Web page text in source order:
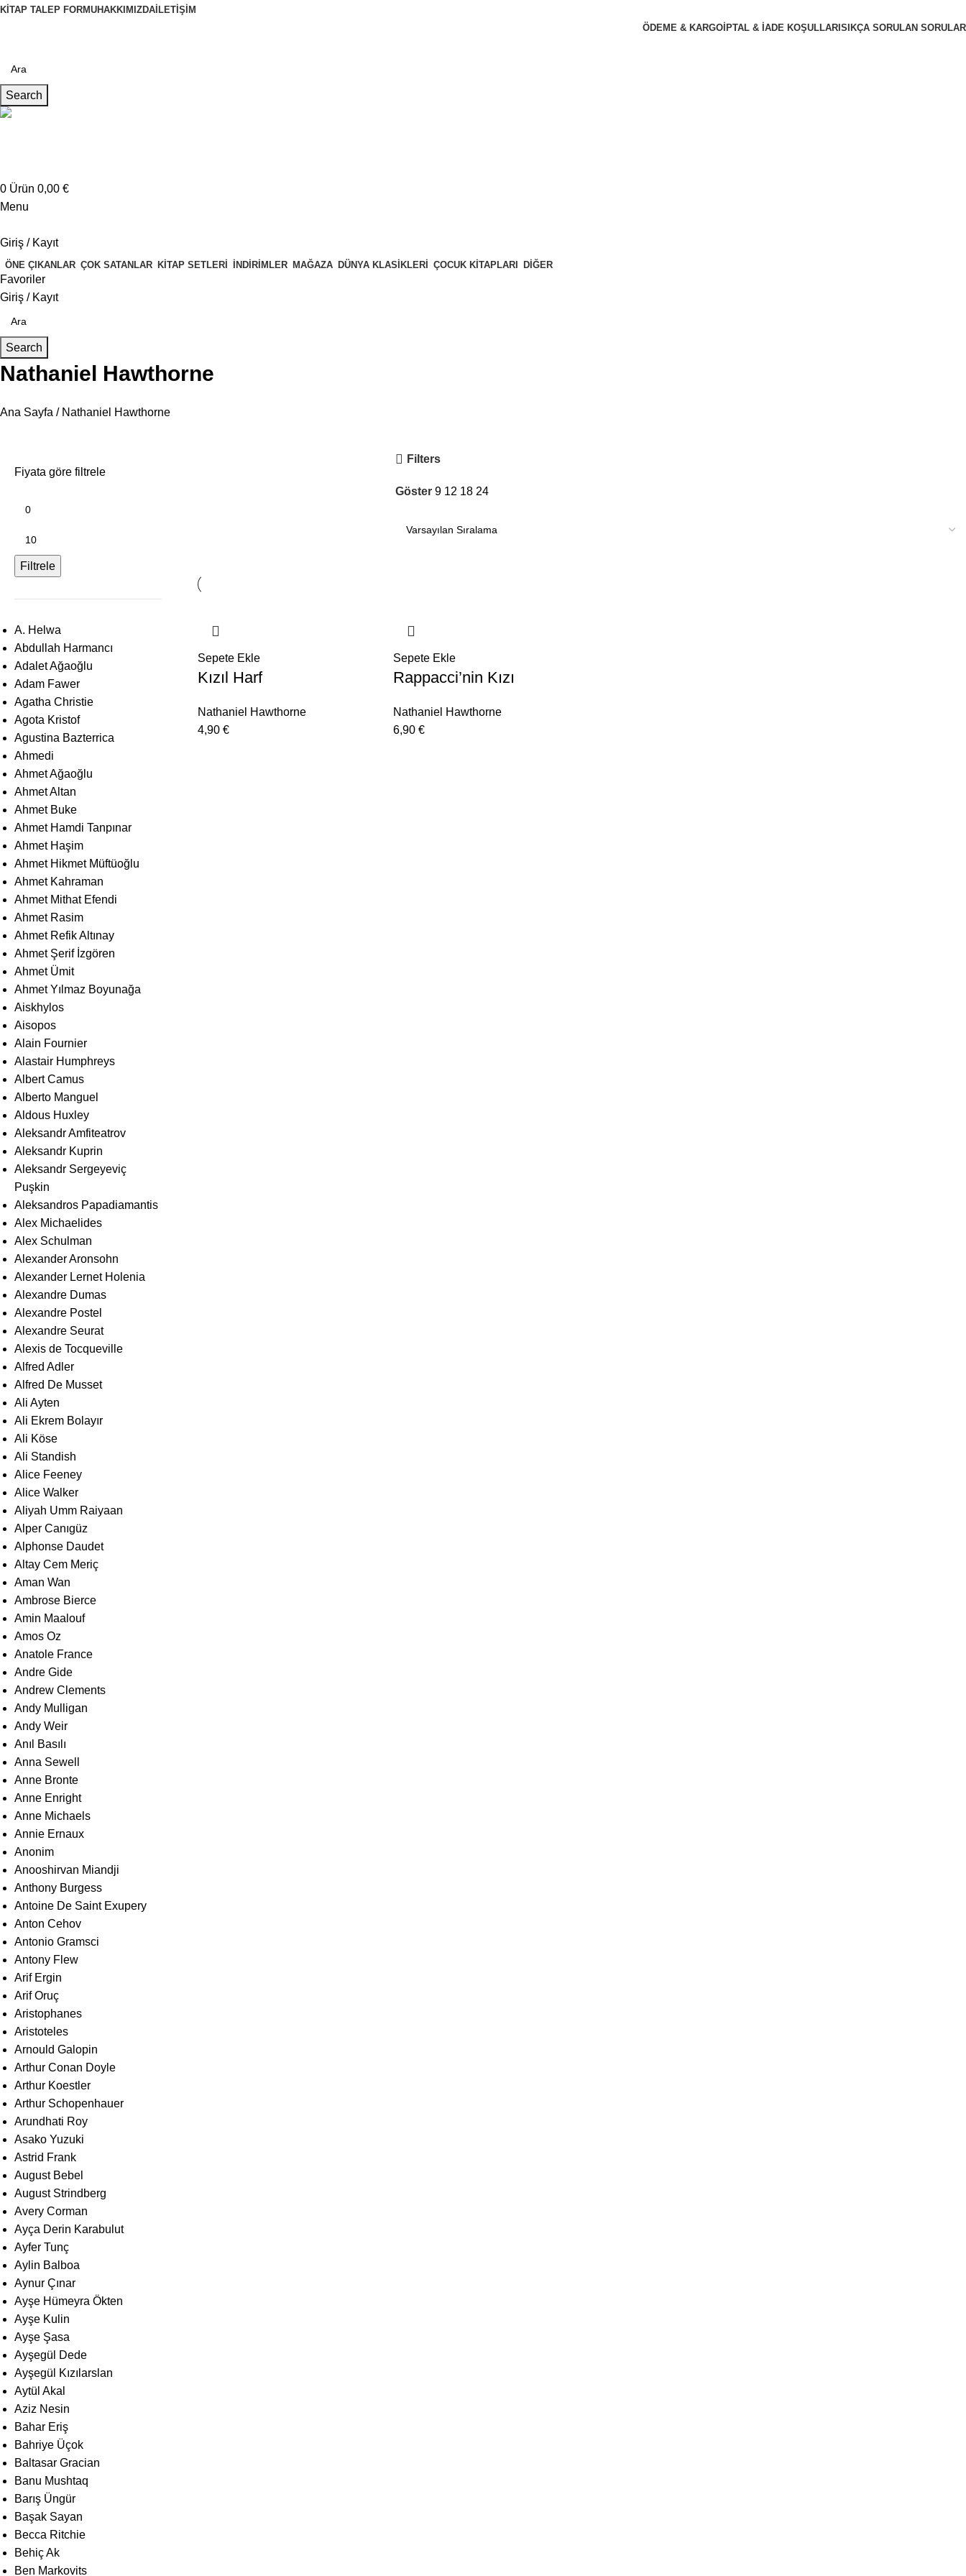
KITAP TALEP FORMUHAKKIMIZDA İLETIŞIM
ÖDEME & KARGO İPTAL & İADE KOŞULLARI SIKÇA SORULAN SORULAR
Search
0 Ürün 0,00 €
Menu
Giriş / Kayıt
ÖNE ÇIKANLAR ÇOK SATANLAR KITAP SETLERI İNDIRIMLER MAĞAZA DÜNYA KLASIKLERI ÇOCUK KITAPLARI DIĞER
Favoriler
Giriş / Kayıt
Search
Nathaniel Hawthorne
Ana Sayfa Nathaniel Hawthorne
Fiyata göre filtrele
Filtrele
A. Helwa
Abdullah Harmancı
Adalet Ağaoğlu
Adam Fawer
Agatha Christie
Agota Kristof
Agustina Bazterrica
Ahmedi
Ahmet Ağaoğlu
Ahmet Altan
Ahmet Buke
Ahmet Hamdi Tanpınar
Ahmet Haşim
Ahmet Hikmet Müftüoğlu
Ahmet Kahraman
Ahmet Mithat Efendi
Ahmet Rasim
Ahmet Refik Altınay
Ahmet Şerif İzgören
Ahmet Ümit
Ahmet Yılmaz Boyunağa
Aiskhylos
Aisopos
Alain Fournier
Alastair Humphreys
Albert Camus
Alberto Manguel
Aldous Huxley
Aleksandr Amfiteatrov
Aleksandr Kuprin
Aleksandr Sergeyeviç
Puşkin
Aleksandros Papadiamantis
Alex Michaelides
Alex Schulman
Alexander Aronsohn
Alexander Lernet Holenia
Alexandre Dumas
Alexandre Postel
Alexandre Seurat
Alexis de Tocqueville
Alfred Adler
Alfred De Musset
Ali Ayten
Ali Ekrem Bolayır
Ali Köse
Ali Standish
Alice Feeney
Alice Walker
Aliyah Umm Raiyaan
Alper Canıgüz
Alphonse Daudet
Altay Cem Meriç
Aman Wan
Ambrose Bierce
Amin Maalouf
Amos Oz
Anatole France
Andre Gide
Andrew Clements
Andy Mulligan
Andy Weir
Anıl Basılı
Anna Sewell
Anne Bronte
Anne Enright
Anne Michaels
Annie Ernaux
Anonim
Anooshirvan Miandji
Anthony Burgess
Antoine De Saint Exupery
Anton Cehov
Antonio Gramsci
Antony Flew
Arif Ergin
Arif Oruç
Aristophanes
Aristoteles
Arnould Galopin
Arthur Conan Doyle
Arthur Koestler
Arthur Schopenhauer
Arundhati Roy
Asako Yuzuki
Astrid Frank
August Bebel
August Strindberg
Avery Corman
Ayça Derin Karabulut
Ayfer Tunç
Aylin Balboa
Aynur Çınar
Ayşe Hümeyra Ökten
Ayşe Kulin
Ayşe Şasa
Ayşegül Dede
Ayşegül Kızılarslan
Aytül Akal
Aziz Nesin
Bahar Eriş
Bahriye Üçok
Baltasar Gracian
Banu Mushtaq
Barış Üngür
Başak Sayan
Becca Ritchie
Behiç Ak
Ben Markovits
Filters
Göster 9 12 18 24
Sepete Ekle
Kızıl Harf
Nathaniel Hawthorne
4,90 €
Sepete Ekle
Rappacci’nin Kızı
Nathaniel Hawthorne
6,90€